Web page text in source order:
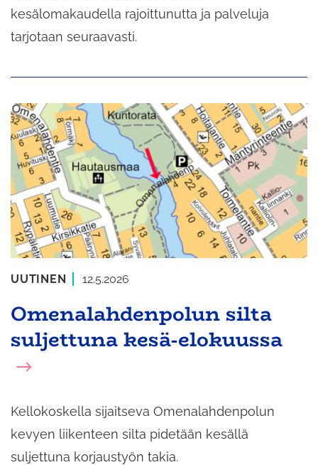
kesälomakaudella rajoittunutta ja palveluja
tarjotaan seuraavasti.
Omenalahdenpolun silta
suljettuna kesä-elokuussa
UUTINEN 12.5.2026
Kellokoskella sijaitseva Omenalahdenpolun
kevyen liikenteen silta pidetään kesällä
suljettuna korjaustyön takia.